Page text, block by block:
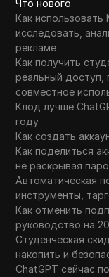
Что нового
Как использовать
исследовать,
рекламе
Как получить
реальный доступ,
совместное
Клод лучше
году
Как создать
Как поделиться
не раскрывая
Автоматическая
инструменты,
Как отменить
руководство на
Студенческая
накопить и
ChatGPT сейчас